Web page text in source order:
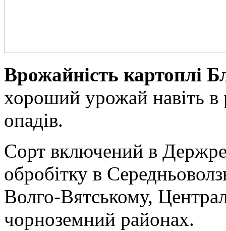
Врожайність картоплі
хороший урожай навіть в
опадів.
Сорт включений в
обробітку в
Волго-Вятському,
чорноземний районах.